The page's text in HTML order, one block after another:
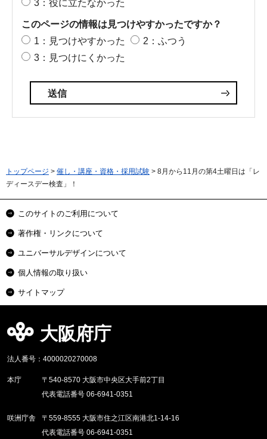
3：役に立たなかった
このページの情報は見つけやすかったですか？
1：見つけやすかった
2：ふつう
3：見つけにくかった
トップページ > 催し・講座・資格・採用試験 > 8月から11月の第4土曜日は「レ
ディースデー検査」！
このサイトのご利用について
著作権・リンクについて
ユニバーサルデザインについて
個人情報の取り扱い
サイトマップ
大阪府庁
法人番号：4000020270008
本庁
〒540-8570 大阪市中央区大手前2丁目
代表電話番号 06-6941-0351
咲洲庁舎
〒559-8555 大阪市住之江区南港北1-14-16
代表電話番号 06-6941-0351